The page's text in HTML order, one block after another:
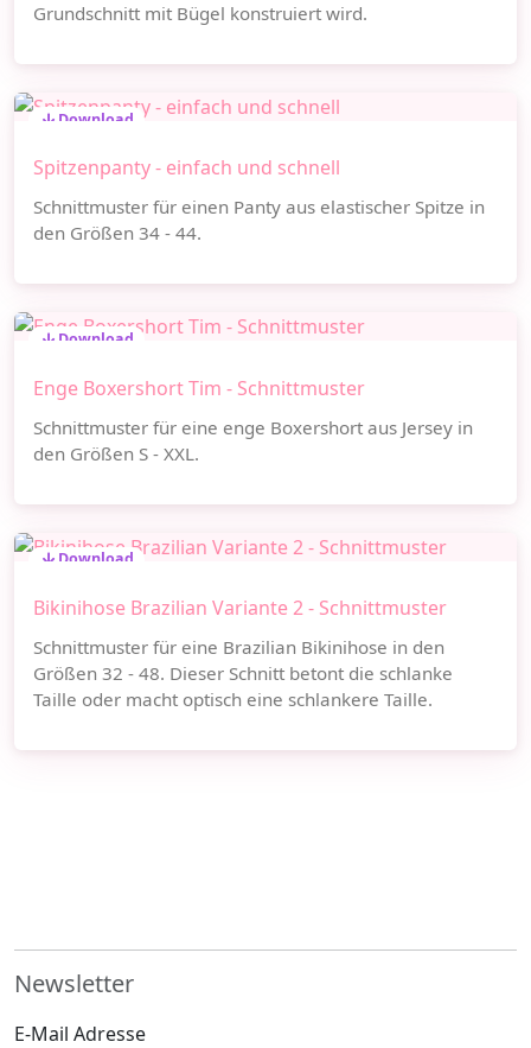
Grundschnitt mit Bügel konstruiert wird.
Download
Spitzenpanty - einfach und schnell
Schnittmuster für einen Panty aus elastischer Spitze in
den Größen 34 - 44.
Download
Enge Boxershort Tim - Schnittmuster
Schnittmuster für eine enge Boxershort aus Jersey in
den Größen S - XXL.
Download
Bikinihose Brazilian Variante 2 - Schnittmuster
Schnittmuster für eine Brazilian Bikinihose in den
Größen 32 - 48. Dieser Schnitt betont die schlanke
Taille oder macht optisch eine schlankere Taille.
Newsletter
E-Mail Adresse